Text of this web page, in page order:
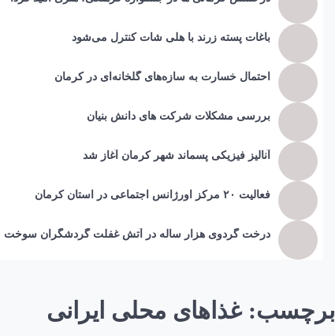
باغات پسته زرند با هلی شات کنترل می‌شود
احتمال خسارت به ساز‌ه‌های گلخانه‌ای در کرمان
بررسی مشکلات شرکت های دانش بنیان
آنالیز فیزیکی پسماند شهر کرمان آغاز شد
فعالیت ۲۰ مرکز اورژانس اجتماعی در استان کرمان
درخت گردوی هزار ساله در آتش غفلت گردشگران سوخت
برچسب:غذاهای محلی ایرانی